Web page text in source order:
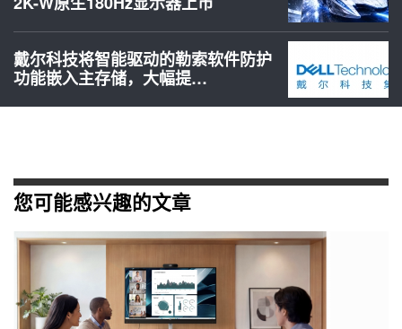
戴尔科技将智能驱动的勒索软件防护
功能嵌入主存储，大幅提…
您可能感兴趣的文章